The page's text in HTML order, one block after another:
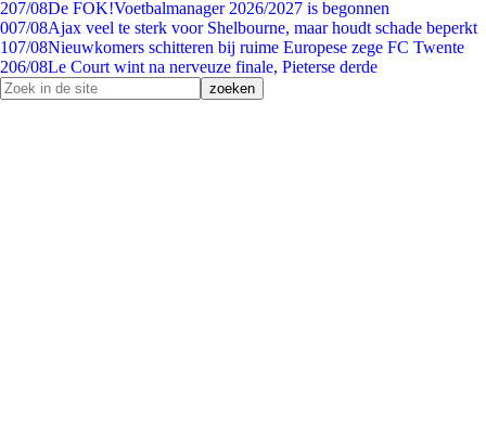
207/08De FOK!Voetbalmanager 2026/2027 is begonnen
007/08Ajax veel te sterk voor Shelbourne, maar houdt schade beperkt
107/08Nieuwkomers schitteren bij ruime Europese zege FC Twente
206/08Le Court wint na nerveuze finale, Pieterse derde